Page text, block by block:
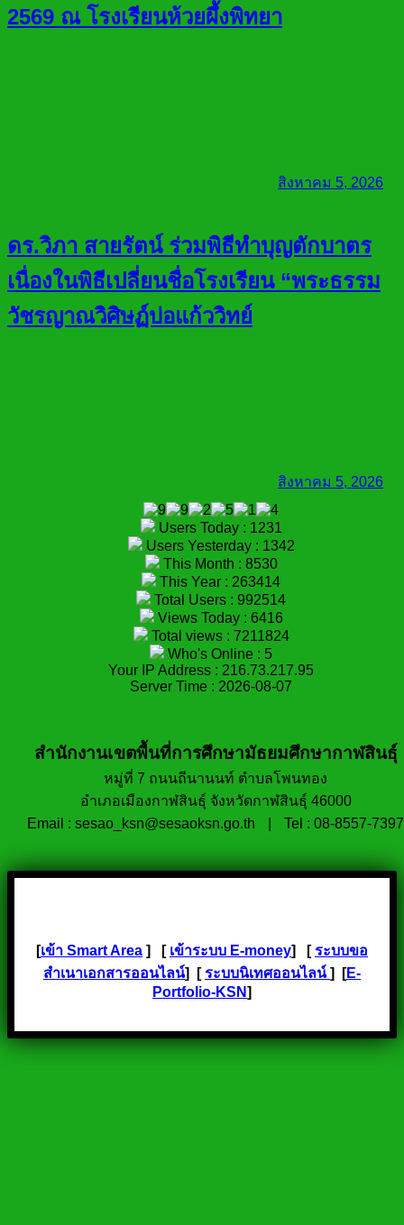
2569 ณ โรงเรียนห้วยผึ้งพิทยา
สิงหาคม 5, 2026
ดร.วิภา สายรัตน์ ร่วมพิธีทำบุญตักบาตร
เนื่องในพิธีเปลี่ยนชื่อโรงเรียน “พระธรรม
วัชรญาณวิศิษฏ์บ่อแก้ววิทย์
สิงหาคม 5, 2026
Users Today : 1231
Users Yesterday : 1342
This Month : 8530
This Year : 263414
Total Users : 992514
Views Today : 6416
Total views : 7211824
Who's Online : 5
Your IP Address : 216.73.217.95
Server Time : 2026-08-07
สำนักงานเขตพื้นที่การศึกษามัธยมศึกษากาฬสินธุ์
หมู่ที่ 7 ถนนถีนานนท์ ตำบลโพนทอง
อำเภอเมืองกาฬสินธุ์ จังหวัดกาฬสินธุ์ 46000
Email : sesao_ksn@sesaoksn.go.th
Tel : 08-8557-7397
[เข้า Smart Area ] [ เข้าระบบ E-money] [ระบบขอ
สำเนาเอกสารออนไลน์] [ระบบนิเทศออนไลน์] [E-
Portfolio-KSN]